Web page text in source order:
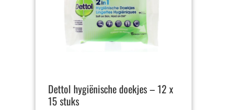
Dettol hygiënische doekjes – 12 x
15 stuks